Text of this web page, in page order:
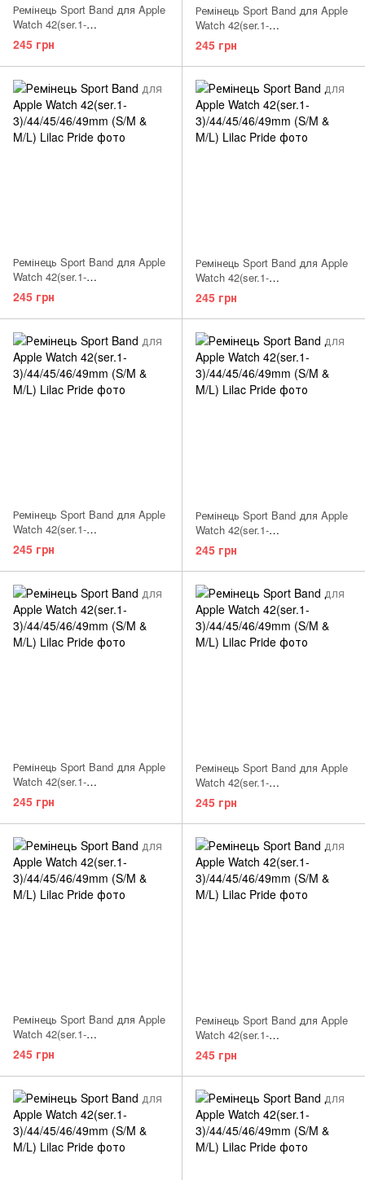
Ремінець Sport Band для Apple
Watch 42(ser.1-
3)/44/45/46/49mm (S/M) Stone
245 грн
Ремінець Sport Band для Apple
Watch 42(ser.1-
3)/44/45/46/49mm (S/M) White
245 грн
Ремінець Sport Band для Apple
Watch 42(ser.1-
3)/44/45/46/49mm (S/M)
Grapefruit
245 грн
Ремінець Sport Band для Apple
Watch 42(ser.1-
3)/44/45/46/49mm (S/M) Light
Pink
245 грн
Ремінець Sport Band для Apple
Watch 42(ser.1-
3)/44/45/46/49mm (M/L)
Nectarine
245 грн
Ремінець Sport Band для Apple
Watch 42(ser.1-
3)/44/45/46/49mm (S/M) Olive
245 грн
Ремінець Sport Band для Apple
Watch 42(ser.1-
3)/44/45/46/49mm (S/M) Jewel
Green
245 грн
Ремінець Sport Band для Apple
Watch 42(ser.1-
3)/44/45/46/49mm (M/L) Azure
245 грн
Ремінець Sport Band для Apple
Watch 42(ser.1-
3)/44/45/46/49mm (S/M)
Chinese Red
245 грн
Ремінець Sport Band для Apple
Watch 42(ser.1-
3)/44/45/46/49mm (M/L) Dragon
Fruit
245 грн